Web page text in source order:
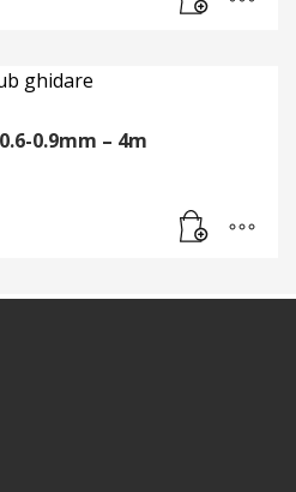
0.9mm – 4m